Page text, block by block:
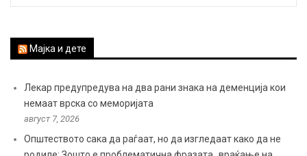
Мајка и дете
Лекар предупредува на два рани знака на деменција кои
немаат врска со меморијата
август 7, 2026
Општеството сака да раѓаат, но да изгледаат како да не